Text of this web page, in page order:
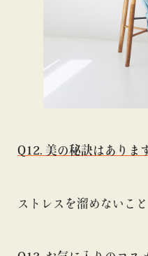
Q12. 美の秘訣はありま
ストレスを溜めないこ